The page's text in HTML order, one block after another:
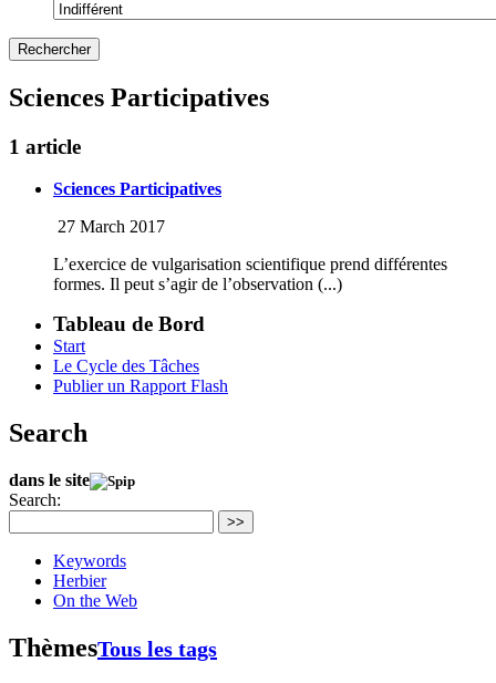
Sciences Participatives
1 article
Sciences Participatives
27 March 2017
L’exercice de vulgarisation scientifique prend différentes
formes. Il peut s’agir de l’observation (...)
Tableau de Bord
Start
Le Cycle des Tâches
Publier un Rapport Flash
Search
dans le site
Search:
>>
Keywords
Herbier
On the Web
ThèmesTous les tags